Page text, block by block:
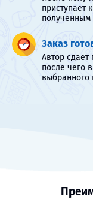
приступает
полученным
Заказ
Автор сдает
после чего
выбранного